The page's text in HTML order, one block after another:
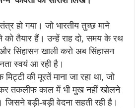
हो गया। जो भारतीय तुच्छ माने
तैयार हैं। उन्हें राह दो, समय के रथ
सिंहासन खाली करो अब सिंहासन
स्वयं आ रही है।
की मूरतें माना जा रहा था, जो
तकलीफ काल में भी मुख नहीं खोलने
जिसने बड़ी-बड़ी वेदना सहती रही है।